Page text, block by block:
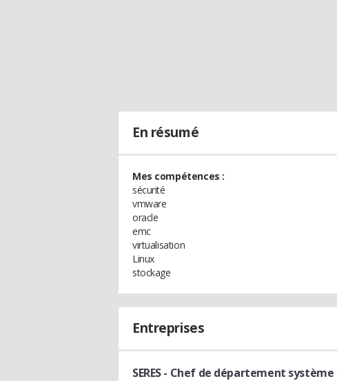
En résumé
Mes compétences :
sécurité
vmware
oracle
emc
virtualisation
Linux
stockage
Entreprises
SERES- Chef de département système